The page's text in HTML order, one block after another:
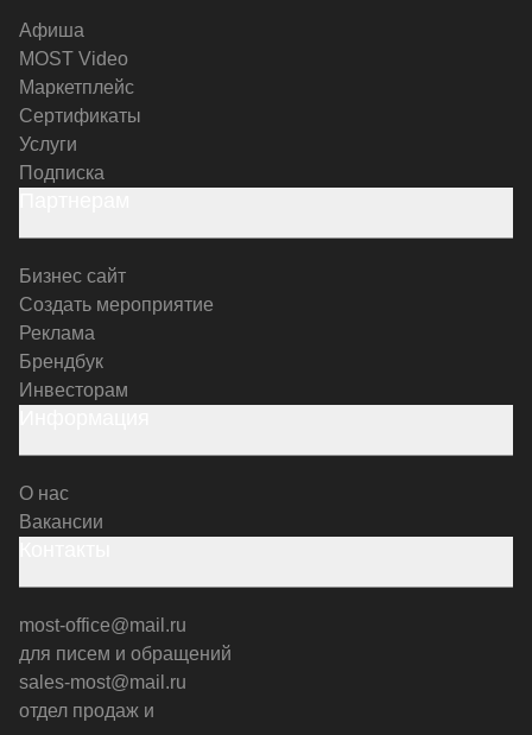
Афиша
MOST Video
Маркетплейс
Сертификаты
Услуги
Подписка
Бизнес сайт
Создать мероприятие
Реклама
Брендбук
Инвесторам
О нас
Вакансии
most-office@mail.ru
для писем и обращений
sales-most@mail.ru
отдел продаж и